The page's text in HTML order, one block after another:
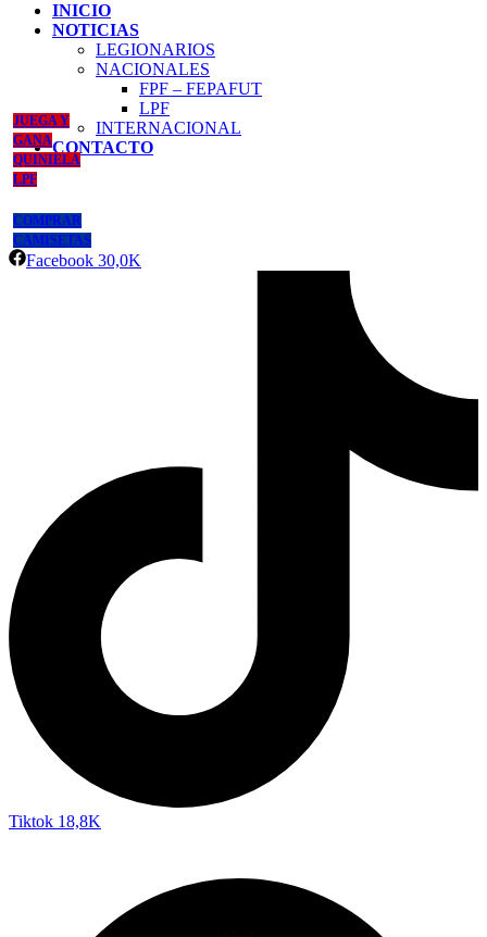
INICIO
NOTICIAS
LEGIONARIOS
NACIONALES
FPF – FEPAFUT
LPF
INTERNACIONAL
CONTACTO
JUEGA Y
GANA
QUINIELA
LPF
COMPRAR
CAMISETAS
Facebook 30,0K
Tiktok 18,8K